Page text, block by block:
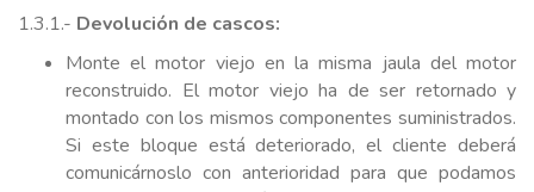
1.3.1.- Devolución de cascos:
Monte el motor viejo en la misma jaula del motor
reconstruido. El motor viejo ha de ser retornado y
montado con los mismos componentes suministrados.
Si este bloque está deteriorado, el cliente deberá
comunicárnoslo con anterioridad para que podamos